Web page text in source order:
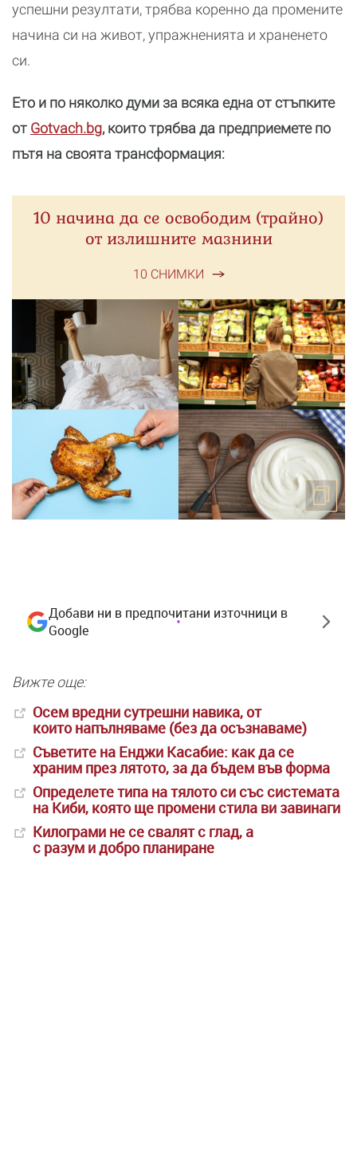
успешни резултати, трябва коренно да промените
начина си на живот, упражненията и храненето
си.
Ето и по няколко думи за всяка една от стъпките
от Gotvach.bg, които трябва да предприемете по
пътя на своята трансформация:
10 начина да се освободим (трайно)
от излишните мазнини
10 СНИМКИ
Добави ни в предпочитани източници в
Google
Вижте още:
Осем вредни сутрешни навика, от
които напълняваме (без да осъзнаваме)
Съветите на Енджи Касабие: как да се
храним през лятото, за да бъдем във форма
Oпределете типа на тялото си със системата
на Киби, която ще промени стила ви завинаги
Килограми не се свалят с глад, а
с разум и добро планиране